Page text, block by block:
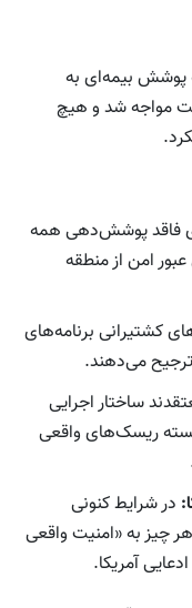
پوشش بیمه‌ای به
مواجه شد و هیچ
فاقد پوشش‌دهی همه
عبور امن از منطقه
کشتیرانی برنامه‌های
ترجیح می‌دهند.
ساختار اجرایی
ریسک‌های واقعی
در شرایط کنونی
چیز به «امنیت واقعی
آمریکا.